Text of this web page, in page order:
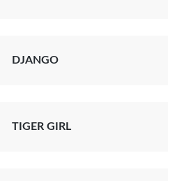
DJANGO
TIGER GIRL